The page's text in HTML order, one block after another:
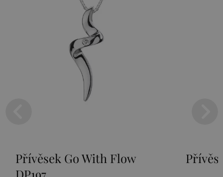
Přívěsek Paradise DP230